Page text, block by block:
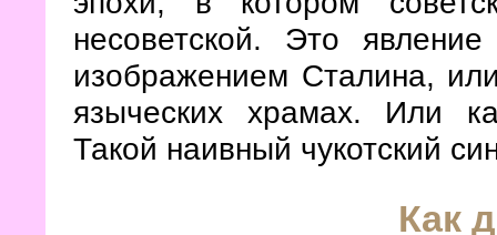
несоветской. Это
изображением Сталина,
языческих храмах. Или
Такой наивный чукотский
Как